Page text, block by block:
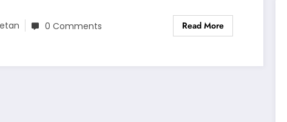
0 Comments Read More